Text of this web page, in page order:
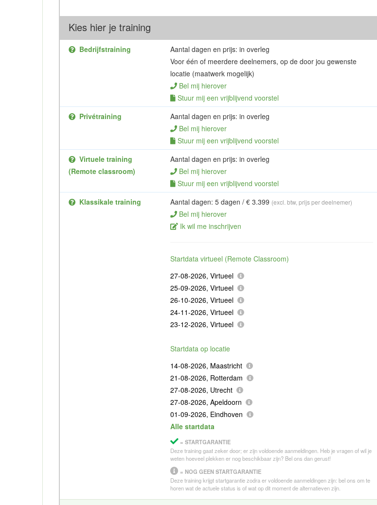
Kies hier je training
Bedrijfstraining
Aantal dagen en prijs: in overleg
Voor één of meerdere deelnemers, op de door jou gewenste
locatie (maatwerk mogelijk)
Bel mij hierover
Stuur mij een vrijblijvend voorstel
Privétraining
Aantal dagen en prijs: in overleg
Bel mij hierover
Stuur mij een vrijblijvend voorstel
Virtuele training
(Remote classroom)
Aantal dagen en prijs: in overleg
Bel mij hierover
Stuur mij een vrijblijvend voorstel
Klassikale training
Aantal dagen: 5 dagen / € 3.399 (excl. btw, prijs per deelnemer)
Bel mij hierover
Ik wil me inschrijven
Startdata virtueel (Remote Classroom)
27-08-2026, Virtueel
25-09-2026, Virtueel
26-10-2026, Virtueel
24-11-2026, Virtueel
23-12-2026, Virtueel
Startdata op locatie
14-08-2026, Maastricht
21-08-2026, Rotterdam
27-08-2026, Utrecht
27-08-2026, Apeldoorn
01-09-2026, Eindhoven
Alle startdata
= STARTGARANTIE
Deze training gaat zeker door; er zijn voldoende aanmeldingen. Heb je vragen of wil je
weten hoeveel plekken er nog beschikbaar zijn? Bel ons dan gerust!
= NOG GEEN STARTGARANTIE
Deze training krijgt startgarantie zodra er voldoende aanmeldingen zijn: bel ons om te
horen wat de actuele status is of wat op dit moment de alternatieven zijn.